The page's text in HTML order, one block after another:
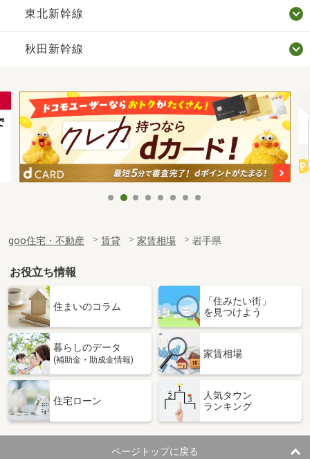
東北新幹線
秋田新幹線
goo住宅・不動産 賃貸 家賃相場 岩手県
お役立ち情報
住まいのコラム
「住みたい街」
を見つけよう
暮らしのデータ
(補助金・助成金情報)
家賃相場
住宅ローン
人気タウン
ランキング
ページトップに戻る